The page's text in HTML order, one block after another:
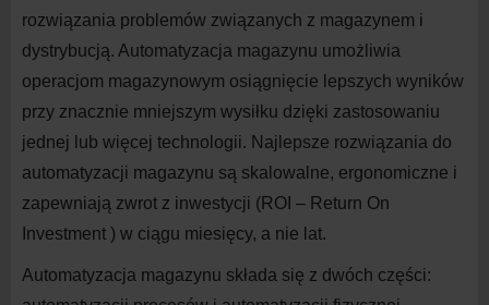
rozwiązania problemów związanych z magazynem i
dystrybucją. Automatyzacja magazynu umożliwia
operacjom magazynowym osiągnięcie lepszych wyników
przy znacznie mniejszym wysiłku dzięki zastosowaniu
jednej lub więcej technologii. Najlepsze rozwiązania do
automatyzacji magazynu są skalowalne, ergonomiczne i
zapewniają zwrot z inwestycji (ROI – Return On
Investment ) w ciągu miesięcy, a nie lat.
Automatyzacja magazynu składa się z dwóch części: